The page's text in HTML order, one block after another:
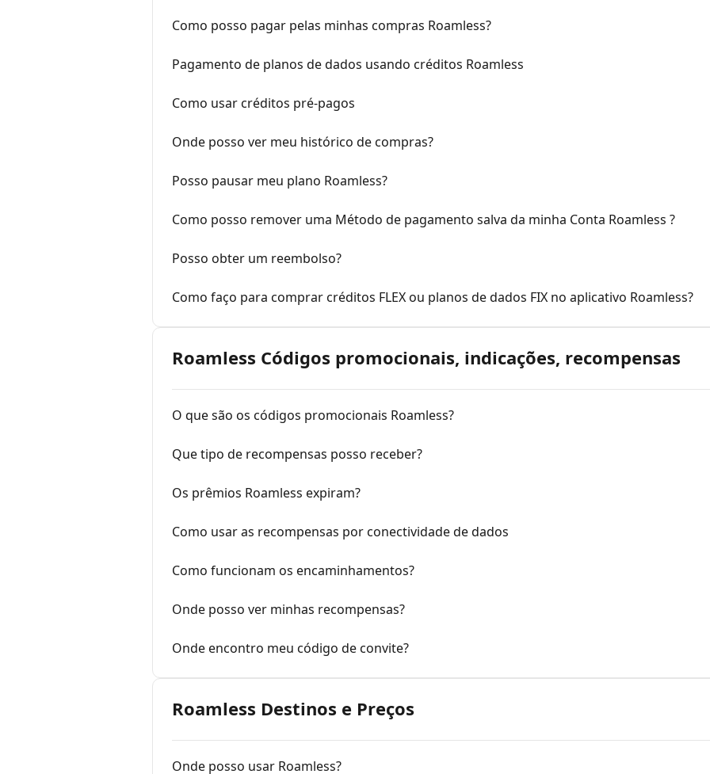
Como posso pagar pelas minhas compras Roamless?
Pagamento de planos de dados usando créditos Roamless
Como usar créditos pré-pagos
Onde posso ver meu histórico de compras?
Posso pausar meu plano Roamless?
Como posso remover uma Método de pagamento salva da minha Conta Roamless ?
Posso obter um reembolso?
Como faço para comprar créditos FLEX ou planos de dados FIX no aplicativo Roamless?
Roamless Códigos promocionais, indicações, recompensas
O que são os códigos promocionais Roamless?
Que tipo de recompensas posso receber?
Os prêmios Roamless expiram?
Como usar as recompensas por conectividade de dados
Como funcionam os encaminhamentos?
Onde posso ver minhas recompensas?
Onde encontro meu código de convite?
Roamless Destinos e Preços
Onde posso usar Roamless?